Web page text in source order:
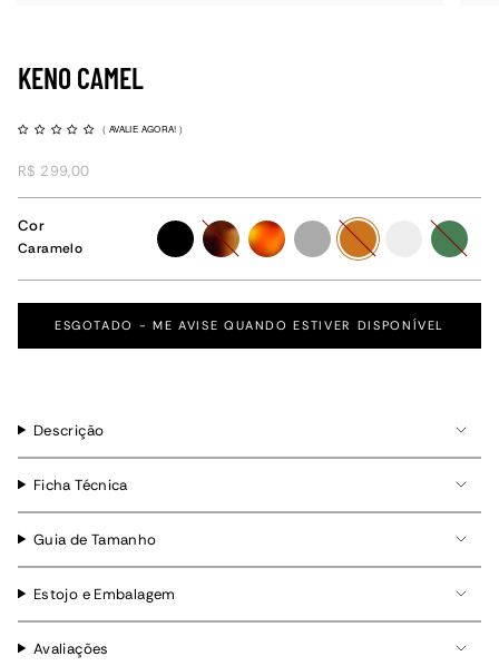
KENO CAMEL
( AVALIE AGORA!)
R$ 299,00
Cor
Caramelo
preto tartarugahavanagrafitecaramelocristalverde
ESGOTADO - ME AVISE QUANDO ESTIVER DISPONÍVEL
Descrição
Ficha Técnica
Guia de Tamanho
Estojo e Embalagem
Avaliações